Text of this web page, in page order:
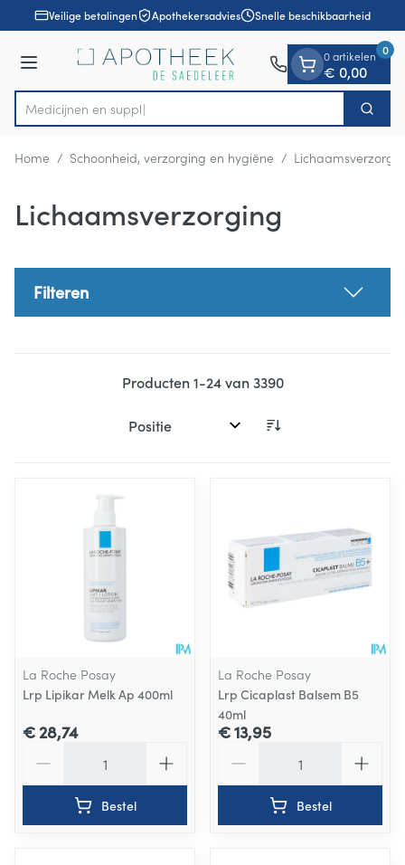
Ga naar de inhoud
1 van 1Veilige betalingen Apothekersadvies Snelle beschikbaarheid
Menu
Product, merk, categorie...
M Zoek
0 artikelen
€ 0,00
0
Home / Schoonheid, verzorging en hygiëne /
Lichaamsverzorging
Filteren
Producten1-24van3390
Sorteer op:
La Roche Posay
Lrp Lipikar Melk Ap 400ml
€ 28,74
Bestel
La Roche Posay
Lrp Cicaplast Balsem B5
40ml
€ 13,95
Bestel